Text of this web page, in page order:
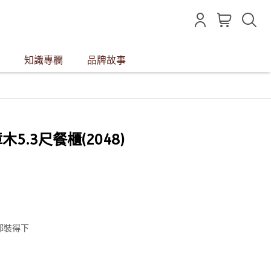
知識專欄 品牌故事
5.3尺餐櫃(2048)
裝得下